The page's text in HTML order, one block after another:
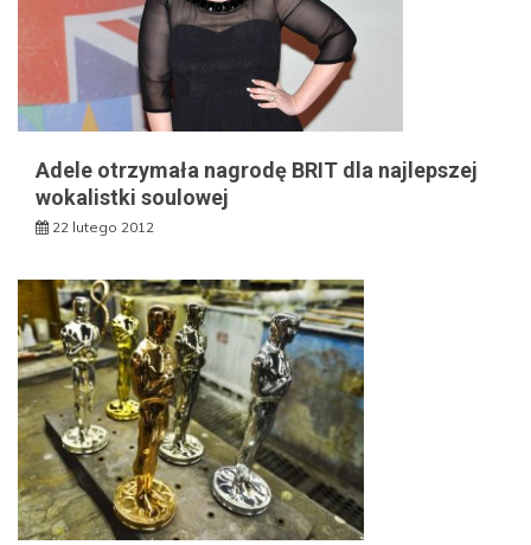
Adele otrzymała nagrodę BRIT dla najlepszej
wokalistki soulowej
22 lutego 2012